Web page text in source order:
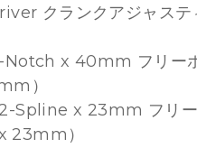
クランクアジャステ
x 40mm フリー
）
Spline x 23mm フリー
23mm）